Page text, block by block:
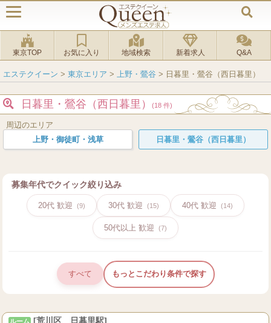
東京TOP お気に入り 地域検索 新着求人 Q&A
エステクイーン > 東京エリア > 上野・鶯谷 > 日暮里・鶯谷（西日暮里）
日暮里・鶯谷（西日暮里） (18 件)
周辺のエリア
上野・御徒町・浅草
日暮里・鶯谷（西日暮里）
募集年代でクイック絞り込み
20代 歓迎 (9) 30代 歓迎 (15) 40代 歓迎 (14)
50代以上 歓迎 (7)
すべて もっとこだわり条件で探す
ルーム [荒川区 日暮里駅]